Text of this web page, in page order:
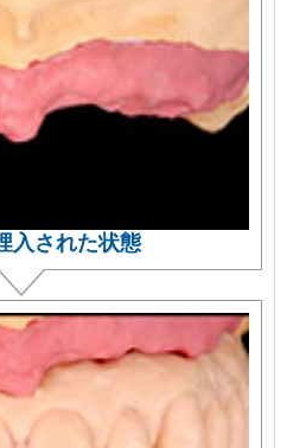
入された状態